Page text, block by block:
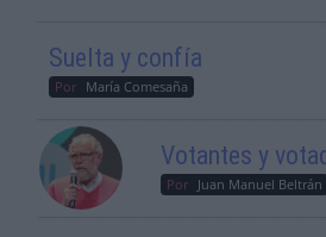
Suelta y confía
Por María Comesaña
Votantes y
Por Juan Manuel Beltrán